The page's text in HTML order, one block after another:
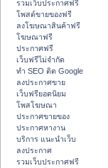
รวมเว็บประกาศฟรี
โพสต์ขายของฟรี
ลงโฆษณาสินค้าฟรี
โฆษณาฟรี
ประกาศฟรี
เว็บฟรีไม่จำกัด
ทำ SEO ติด Google
ลงประกาศขาย
เว็บฟรียอดนิยม
โพสโฆษณา
ประกาศขายของ
ประกาศหางาน
บริการ แนะนำเว็บ
ลงประกาศ
รวมเว็บประกาศฟรี